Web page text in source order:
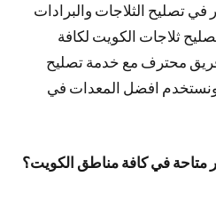
تصليح الثلاجات والبرادات
ثلاجات الكويت لكافة
محترف مع خدمة تصليح
ونستخدم افضل المعدات في
متاحة في كافة مناطق الكويت؟